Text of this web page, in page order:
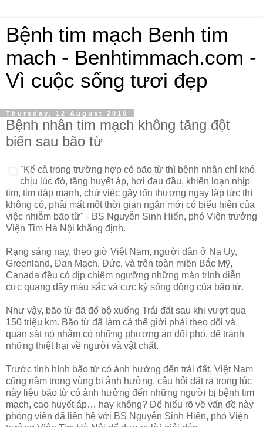
Bệnh tim mạch Benh tim
mach - Benhtimmach.com -
Vì cuộc sống tươi đẹp
Thursday, 12 August 2010
Bệnh nhân tim mạch không tăng đột
biến sau bão từ
"Kể cả trong trường hợp có bão từ thì bệnh nhân chỉ khó
chịu lúc đó, tăng huyết áp, hơi đau đầu, khiến loạn nhịp
tim, tim đập mạnh, chứ việc gây tổn thương ngay lập tức thì
không có, phải mất một thời gian ngắn mới có biểu hiện của
việc nhiễm bão từ" - BS Nguyễn Sinh Hiển, phó Viện trưởng
Viện Tim Hà Nội khẳng định.
Rạng sáng nay, theo giờ Việt Nam, người dân ở Na Uy,
Greenland, Đan Mạch, Đức, và trên toàn miền Bắc Mỹ,
Canada đều có dịp chiêm ngưỡng những màn trình diễn
cực quang đầy màu sắc và cực kỳ sống động của bão từ.
Như vậy, bão từ đã đổ bộ xuống Trái đất sau khi vượt qua
150 triệu km. Bão từ đã làm cả thế giới phải theo dõi và
quan sát nó nhằm có những phương án đối phó, để tránh
những thiệt hại về người và vật chất.
Trước tình hình bão từ có ảnh hưởng đến trái đất, Việt Nam
cũng nằm trong vùng bị ảnh hưởng, câu hỏi đặt ra trong lúc
này liệu bão từ có ảnh hưởng đến những người bị bệnh tim
mạch, cao huyết áp… hay không? Để hiểu rõ về vấn đề này
phóng viên đã liên hệ với BS Nguyễn Sinh Hiển, phó Viện